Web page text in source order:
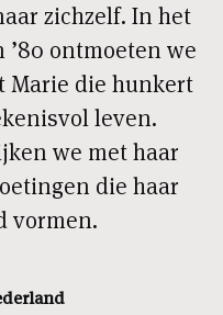
zichzelf. In het
ontmoeten we
Marie die hunkert
leven.
we met haar
die haar
vormen.